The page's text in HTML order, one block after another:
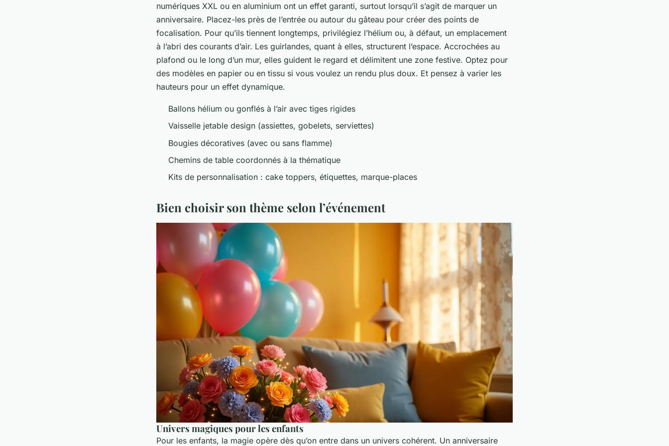
numériques XXL ou en aluminium ont un effet garanti, surtout lorsqu’il s’agit de marquer un
anniversaire. Placez-les près de l’entrée ou autour du gâteau pour créer des points de
focalisation. Pour qu’ils tiennent longtemps, privilégiez l’hélium ou, à défaut, un emplacement
à l’abri des courants d’air. Les guirlandes, quant à elles, structurent l’espace. Accrochées au
plafond ou le long d’un mur, elles guident le regard et délimitent une zone festive. Optez pour
des modèles en papier ou en tissu si vous voulez un rendu plus doux. Et pensez à varier les
hauteurs pour un effet dynamique.
Ballons hélium ou gonflés à l’air avec tiges rigides
Vaisselle jetable design (assiettes, gobelets, serviettes)
Bougies décoratives (avec ou sans flamme)
Chemins de table coordonnés à la thématique
Kits de personnalisation : cake toppers, étiquettes, marque-places
Bien choisir son thème selon l’événement
Univers magiques pour les enfants
Pour les enfants, la magie opère dès qu’on entre dans un univers cohérent. Un anniversaire